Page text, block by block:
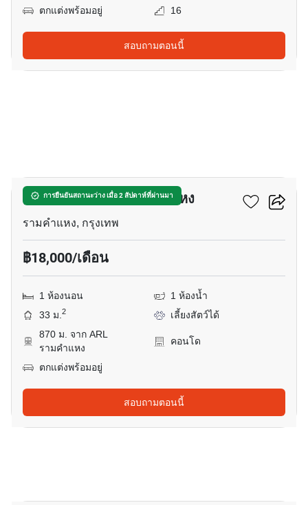
ตกแต่งพร้อมอยู่
16
สอบถามตอนนี้
การยืนยันสถานะว่าง เมื่อ 2 สัปดาห์ที่ผ่านมา
เมทริส พระราม 9-รามคำแหง
รามคำแหง, กรุงเทพ
฿18,000/เดือน
1 ห้องนอน
1 ห้องน้ำ
33 ม.2
เลี้ยงสัตว์ได้
870 ม. จาก ARL
รามคำแหง
คอนโด
ตกแต่งพร้อมอยู่
สอบถามตอนนี้